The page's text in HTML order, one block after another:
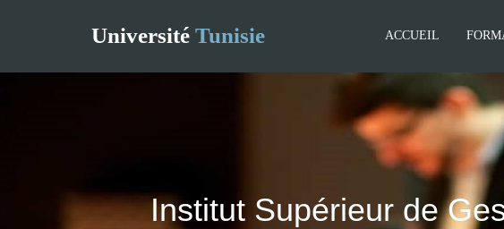
Université Tunisie ACCUEIL
Institut Supérieur de